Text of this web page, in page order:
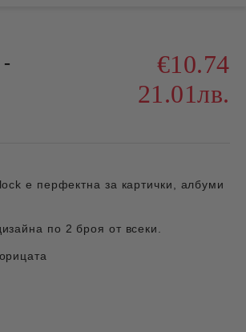
€10.74
21.01лв.
е перфектна за картички, албуми
по 2 броя от всеки.